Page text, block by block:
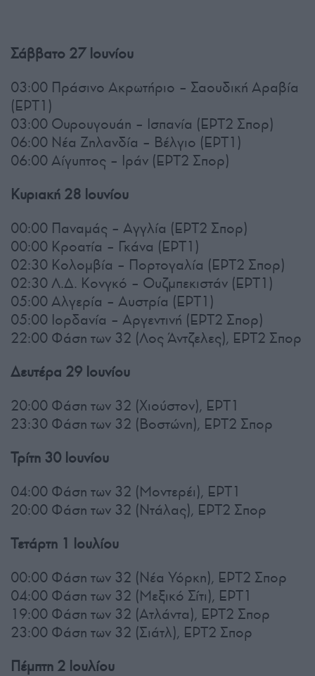
Σάββατο 27 Ιουνίου
03:00 Πράσινο Ακρωτήριο – Σαουδική Αραβία
(ΕΡΤ1)
03:00 Ουρουγουάη – Ισπανία (ΕΡΤ2 Σπορ)
06:00 Νέα Ζηλανδία – Βέλγιο (ΕΡΤ1)
06:00 Αίγυπτος – Ιράν (ΕΡΤ2 Σπορ)
Κυριακή 28 Ιουνίου
00:00 Παναμάς – Αγγλία (ΕΡΤ2 Σπορ)
00:00 Κροατία – Γκάνα (ΕΡΤ1)
02:30 Κολομβία – Πορτογαλία (ΕΡΤ2 Σπορ)
02:30 Λ.Δ. Κονγκό – Ουζμπεκιστάν (ΕΡΤ1)
05:00 Αλγερία – Αυστρία (ΕΡΤ1)
05:00 Ιορδανία – Αργεντινή (ΕΡΤ2 Σπορ)
22:00 Φάση των 32 (Λος Άντζελες), ΕΡΤ2 Σπορ
Δευτέρα 29 Ιουνίου
20:00 Φάση των 32 (Χιούστον), ΕΡΤ1
23:30 Φάση των 32 (Βοστώνη), ΕΡΤ2 Σπορ
Τρίτη 30 Ιουνίου
04:00 Φάση των 32 (Μοντερέι), ΕΡΤ1
20:00 Φάση των 32 (Ντάλας), ΕΡΤ2 Σπορ
Τετάρτη 1 Ιουλίου
00:00 Φάση των 32 (Νέα Υόρκη), ΕΡΤ2 Σπορ
04:00 Φάση των 32 (Μεξικό Σίτι), ΕΡΤ1
19:00 Φάση των 32 (Ατλάντα), ΕΡΤ2 Σπορ
23:00 Φάση των 32 (Σιάτλ), ΕΡΤ2 Σπορ
Πέμπτη 2 Ιουλίου